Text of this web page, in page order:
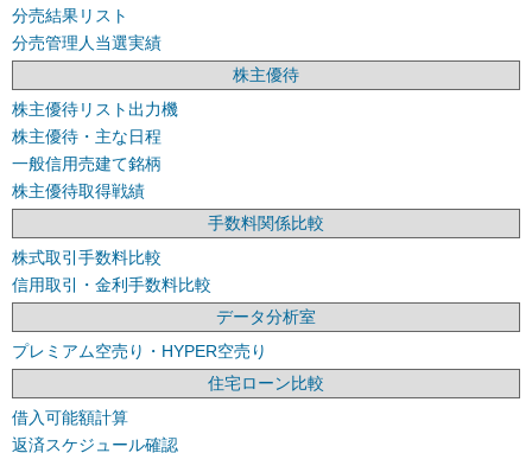
分売結果リスト
分売管理人当選実績
株主優待
株主優待リスト出力機
株主優待・主な日程
一般信用売建て銘柄
株主優待取得戦績
手数料関係比較
株式取引手数料比較
信用取引・金利手数料比較
データ分析室
プレミアム空売り・HYPER空売り
住宅ローン比較
借入可能額計算
返済スケジュール確認